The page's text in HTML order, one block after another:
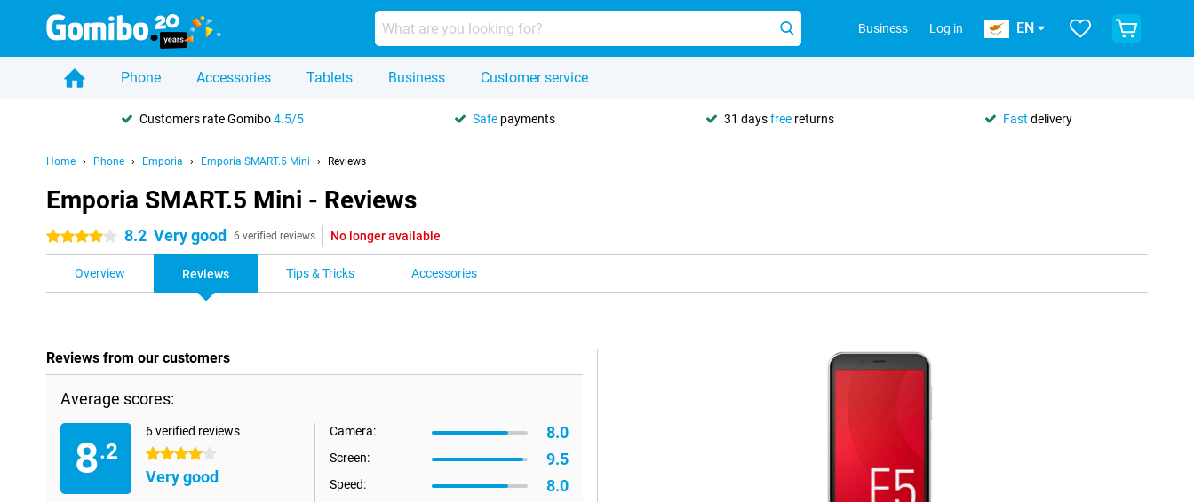
Business Log in EN
Phone Accessories Tablets Business Customer service
Customers rate Gomibo4.5/5 Safe payments 31 daysfree returns Fast delivery
Home Phone Emporia Emporia SMART.5 Mini Reviews
Emporia SMART.5 Mini - Reviews
4 stars 8.2 Very good 6 verified reviews No longer available
Overview Reviews Tips & Tricks Accessories
Reviews from our customers
Average scores:
8.2
6 verified reviews
4 stars
Very good
Camera: 8.0
Screen: 9.5
Speed: 8.0